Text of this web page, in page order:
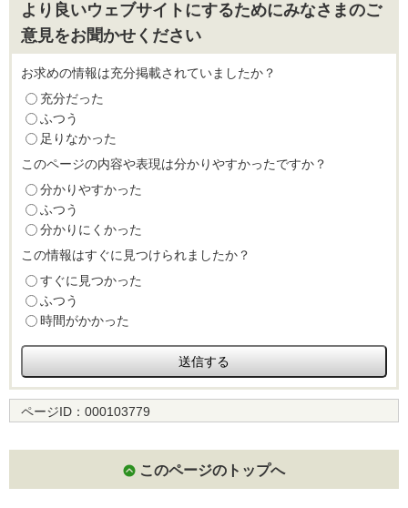
より良いウェブサイトにするためにみなさまのご
意見をお聞かせください
お求めの情報は充分掲載されていましたか？
充分だった
ふつう
足りなかった
このページの内容や表現は分かりやすかったですか？
分かりやすかった
ふつう
分かりにくかった
この情報はすぐに見つけられましたか？
すぐに見つかった
ふつう
時間がかかった
ページID： 000103779
このページのトップへ